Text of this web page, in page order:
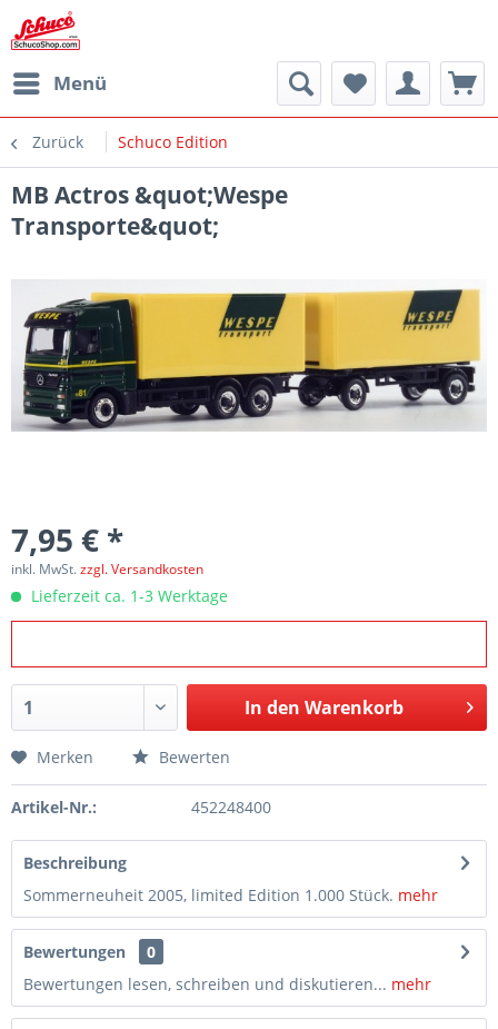
Menü
Zurück Schuco Edition
MB Actros &quot;Wespe
Transporte&quot;
7,95 € *
inkl. MwSt.zzgl. Versandkosten
Lieferzeit ca. 1-3 Werktage
In den Warenkorb
Merken Bewerten
Artikel-Nr.: 452248400
Beschreibung
Sommerneuheit 2005, limited Edition 1.000 Stück. mehr
Bewertungen
0
Bewertungen lesen, schreiben und diskutieren... mehr